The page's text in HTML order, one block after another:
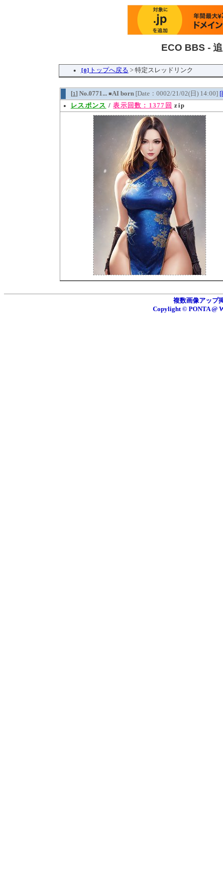
ECO BBS -
[0] トップへ戻る > 特定スレッドリンク
[1] No.0771... ■AI born [Date：0002/21/02(日) 14:00] [
レスポンス /表示回数：1377回 zip
複数画像アップ
Copylight © PONTA @